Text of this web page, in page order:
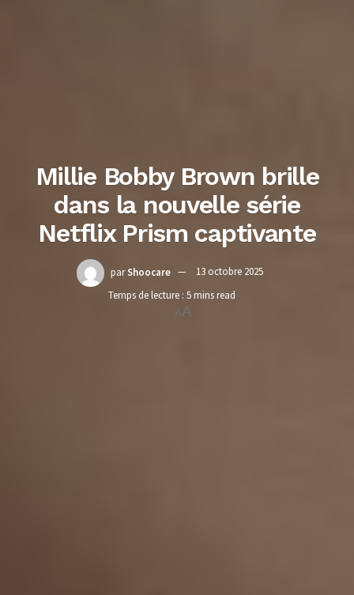
Millie Bobby Brown brille
dans la nouvelle série
Netflix Prism captivante
par Shoocare
13 octobre 2025
Temps de lecture : 5 mins read
AA